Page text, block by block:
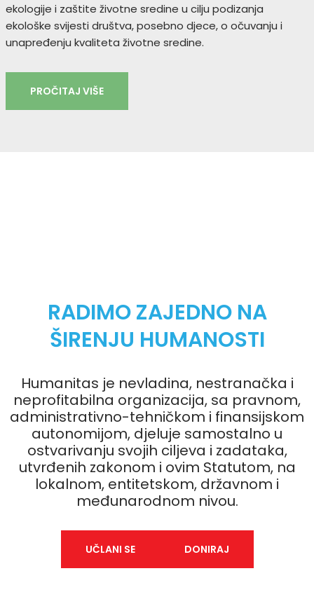
ekologije i zaštite životne sredine u cilju podizanja
ekološke svijesti društva, posebno djece, o očuvanju i
unapređenju kvaliteta životne sredine.
PROČITAJ VIŠE
RADIMO ZAJEDNO NA
ŠIRENJU HUMANOSTI
Humanitas je nevladina, nestranačka i
neprofitabilna organizacija, sa pravnom,
administrativno-tehničkom i finansijskom
autonomijom, djeluje samostalno u
ostvarivanju svojih ciljeva i zadataka,
utvrđenih zakonom i ovim Statutom, na
lokalnom, entitetskom, državnom i
međunarodnom nivou.
UČLANI SE DONIRAJ